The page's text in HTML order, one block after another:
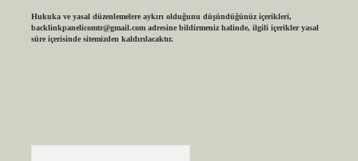
Hukuka ve yasal düzenlemelere aykırı olduğunu düşündüğünüz içerikleri,
backlinkpanelicomtr@gmail.comadresine bildirmeniz halinde, ilgili içerikler yasal
süre içerisinde sitemizden kaldırılacaktır.